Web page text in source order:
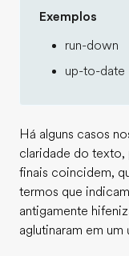
Exemplos
run-down
up-to-date
Há alguns casos
claridade do texto,
finais coincidem,
termos que
antigamente
aglutinaram em